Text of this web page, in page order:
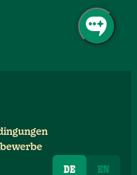
DE EN